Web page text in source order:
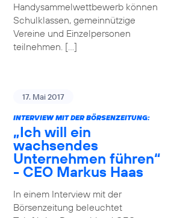
Handysammelwettbewerb können
Schulklassen, gemeinnützige
Vereine und Einzelpersonen
teilnehmen. […]
17. Mai 2017
INTERVIEW MIT DER BÖRSENZEITUNG:
„Ich will ein
wachsendes
Unternehmen führen“
- CEO Markus Haas
In einem Interview mit der
Börsenzeitung beleuchtet